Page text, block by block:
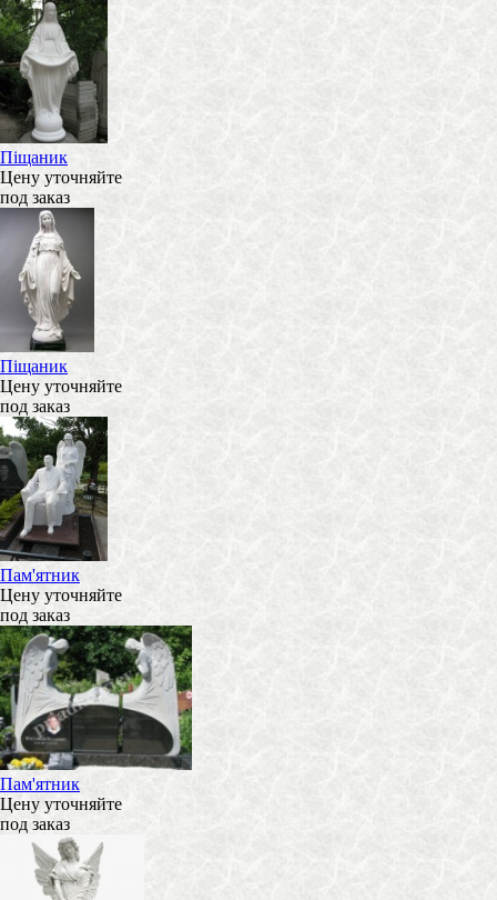
Піщаник
Цену уточняйте
под заказ
Піщаник
Цену уточняйте
под заказ
Пам'ятник
Цену уточняйте
под заказ
Пам'ятник
Цену уточняйте
под заказ